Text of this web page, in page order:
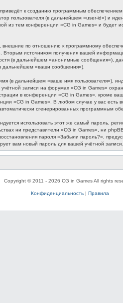
к созданию программным
пользователя (в дальнейшем «user-id») и
из тем конференции «CG in Games» и
по отношению к программному
источником получения вашей
(в дальнейшем «анонимные сообщения»),
дальнейшем «ваши сообщения»).
(в дальнейшем «ваше имя пользователя»),
записи на форумах «CG in Games»
в конференции «CG in Games», кроме
«CG in Games». В любом случае у вас есть
сгенерированных программным
использовать этот же самый пароль,
ни представители «CG in Games», ни
пароля «Забыли пароль?»,
вам новый пароль для вашей учётной записи.
Copyright © 2011 - 2026 CG in Games All rights
Конфиденциальность| Правила